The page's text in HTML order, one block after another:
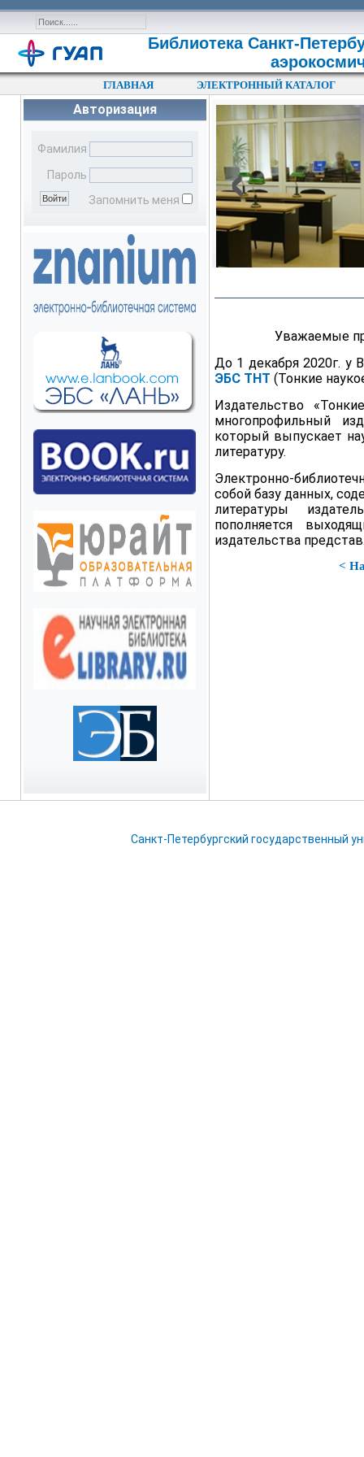
Библиотека Санкт-
ГЛАВНАЯ ЭЛЕКТРОННЫЙ КАТАЛОГ
Авторизация
Фамилия
Пароль
Запомнить меня
‹
Уважаемые
До 1 декабря 2020г. у
ЭБС ТНТ (Тонкие
Издательство
многопрофильный
который выпускает
литературу.
Электронно-
собой базу данных,
литературы
пополняется
издательства
<
Санкт-Петербургский государственный